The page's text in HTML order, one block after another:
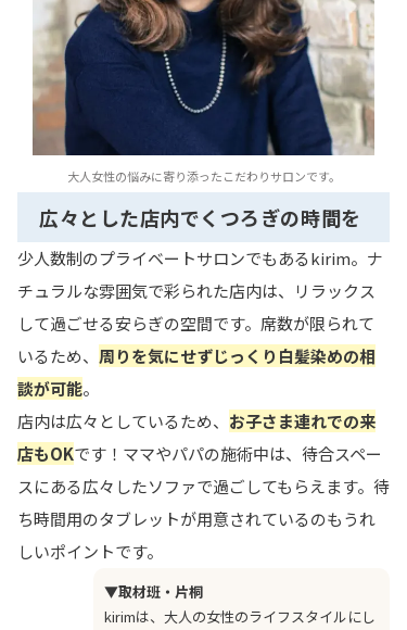
大人女性の悩みに寄り添ったこだわりサロンです。
広々とした店内でくつろぎの時間を
少人数制のプライベートサロンでもあるkirim。ナ
チュラルな雰囲気で彩られた店内は、リラックス
して過ごせる安らぎの空間です。席数が限られて
いるため、 周りを気にせずじっくり白髪染めの相
談が可能。
店内は広々としているため、 お子さま連れでの来
店もOKです！ママやパパの施術中は、待合スペー
スにある広々したソファで過ごしてもらえます。待
ち時間用のタブレットが用意されているのもうれ
しいポイントです。
▼取材班・片桐
kirimは、大人の女性のライフスタイルにし